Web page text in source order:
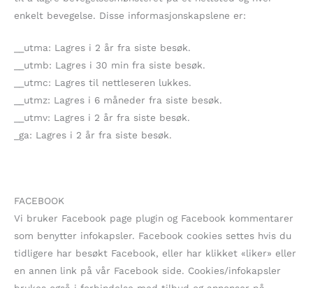
enkelt bevegelse. Disse informasjonskapslene er:
__utma: Lagres i 2 år fra siste besøk.
__utmb: Lagres i 30 min fra siste besøk.
__utmc: Lagres til nettleseren lukkes.
__utmz: Lagres i 6 måneder fra siste besøk.
__utmv: Lagres i 2 år fra siste besøk.
_ga: Lagres i 2 år fra siste besøk.
FACEBOOK
Vi bruker Facebook page plugin og Facebook kommentarer
som benytter infokapsler. Facebook cookies settes hvis du
tidligere har besøkt Facebook, eller har klikket «liker» eller
en annen link på vår Facebook side. Cookies/infokapsler